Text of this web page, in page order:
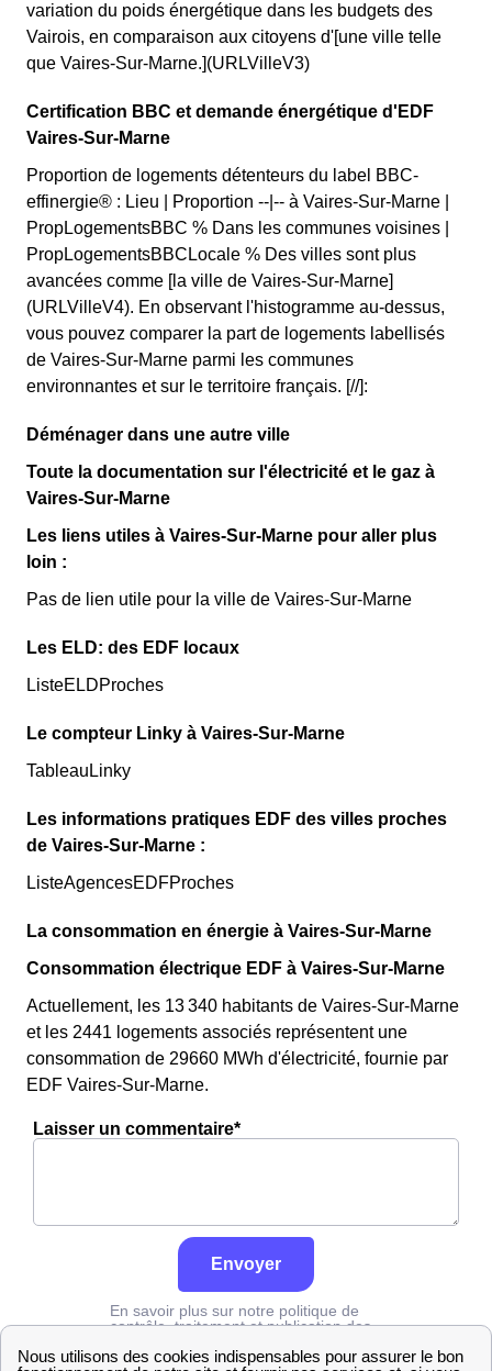
variation du poids énergétique dans les budgets des
Vairois, en comparaison aux citoyens d'[une ville telle
que Vaires-Sur-Marne.](URLVilleV3)
Certification BBC et demande énergétique d'EDF
Vaires-Sur-Marne
Proportion de logements détenteurs du label BBC-
effinergie® : Lieu | Proportion --|-- à Vaires-Sur-Marne |
PropLogementsBBC % Dans les communes voisines |
PropLogementsBBCLocale % Des villes sont plus
avancées comme [la ville de Vaires-Sur-Marne]
(URLVilleV4). En observant l'histogramme au-dessus,
vous pouvez comparer la part de logements labellisés
de Vaires-Sur-Marne parmi les communes
environnantes et sur le territoire français. [//]:
Déménager dans une autre ville
Toute la documentation sur l'électricité et le gaz à
Vaires-Sur-Marne
Les liens utiles à Vaires-Sur-Marne pour aller plus
loin :
Pas de lien utile pour la ville de Vaires-Sur-Marne
Les ELD: des EDF locaux
ListeELDProches
Le compteur Linky à Vaires-Sur-Marne
TableauLinky
Les informations pratiques EDF des villes proches
de Vaires-Sur-Marne :
ListeAgencesEDFProches
La consommation en énergie à Vaires-Sur-Marne
Consommation électrique EDF à Vaires-Sur-Marne
Actuellement, les 13 340 habitants de Vaires-Sur-Marne
et les 2441 logements associés représentent une
consommation de 29660 MWh d'électricité, fournie par
EDF Vaires-Sur-Marne.
Laisser un commentaire*
Envoyer
En savoir plus sur notre politique de
contrôle, traitement et publication des